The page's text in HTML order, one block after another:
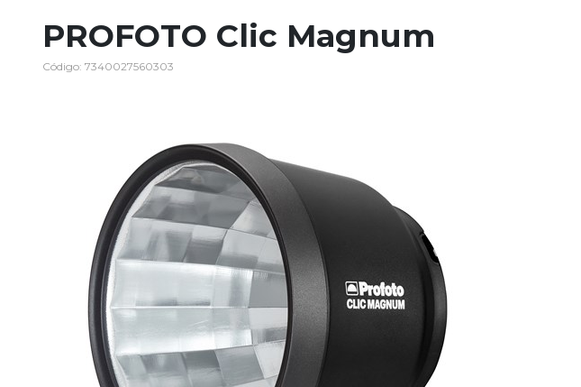
PROFOTO Clic Magnum
Código: 7340027560303